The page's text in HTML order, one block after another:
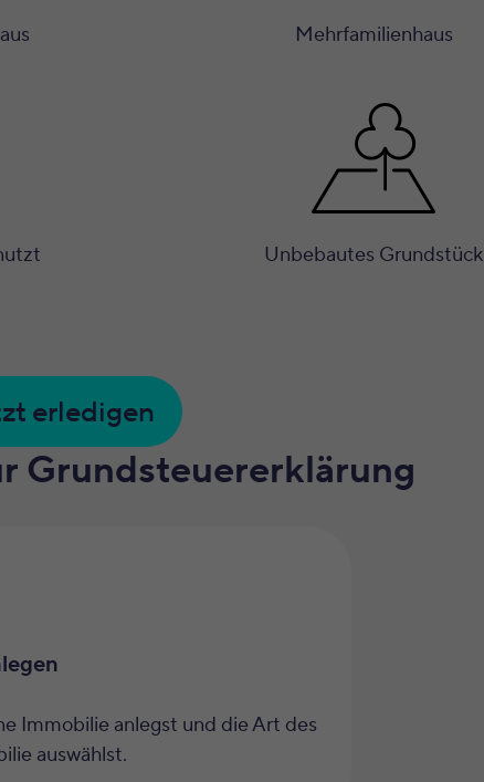
Mehrfamilienhaus
Unbebautes Grundstück
erledigen
Grundsteuererklärung
Immobilie anlegst und die Art des
auswählst.